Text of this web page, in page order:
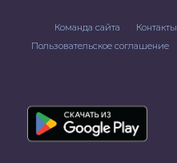
Команда сайта Контакты
Пользовательское соглашение